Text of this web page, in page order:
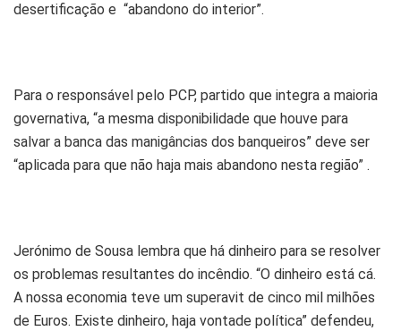
desertificação e “abandono do interior”.
Para o responsável pelo PCP, partido que integra a maioria
governativa, “a mesma disponibilidade que houve para
salvar a banca das manigâncias dos banqueiros” deve ser
“aplicada para que não haja mais abandono nesta região” .
Jerónimo de Sousa lembra que há dinheiro para se resolver
os problemas resultantes do incêndio. “O dinheiro está cá.
A nossa economia teve um superavit de cinco mil milhões
de Euros. Existe dinheiro, haja vontade política” defendeu,